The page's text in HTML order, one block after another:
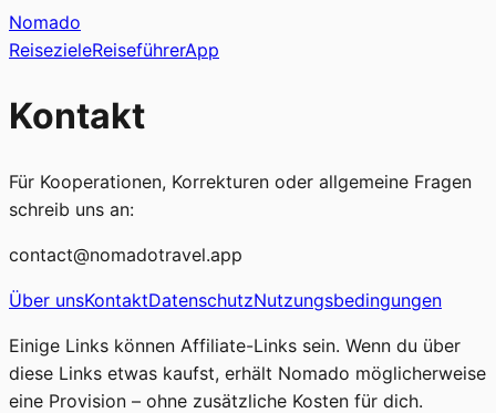
Nomado
ReisezieleReiseführerApp
Kontakt
Für Kooperationen, Korrekturen oder allgemeine Fragen
schreib uns an:
contact@nomadotravel.app
Über unsKontaktDatenschutzNutzungsbedingungen
Einige Links können Affiliate-Links sein. Wenn du über
diese Links etwas kaufst, erhält Nomado möglicherweise
eine Provision – ohne zusätzliche Kosten für dich.